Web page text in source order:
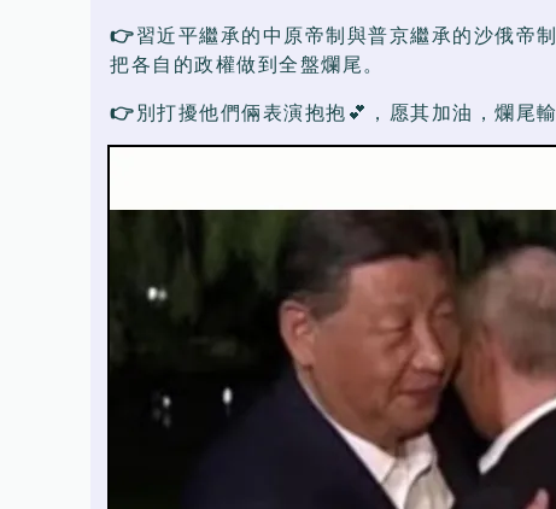
👉習近平繼承的中原帝制與普京繼承的沙俄帝
把各自的政權做到全盤爛尾。
👉 別打擾他們倆表演抱抱💕，愿其加油，爛尾輸